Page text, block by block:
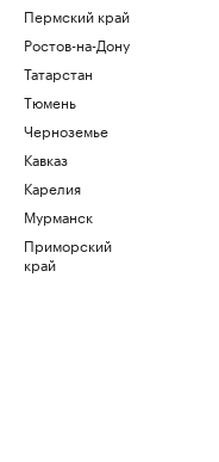
Пермский край
Ростов-на-Дону
Татарстан
Тюмень
Черноземье
Кавказ
Карелия
Мурманск
Приморский
край